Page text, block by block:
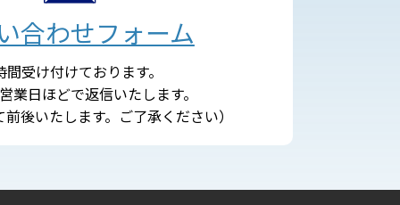
合わせフォーム
間受け付けております。
業日ほどで返信いたします。
後いたします。ご了承ください）